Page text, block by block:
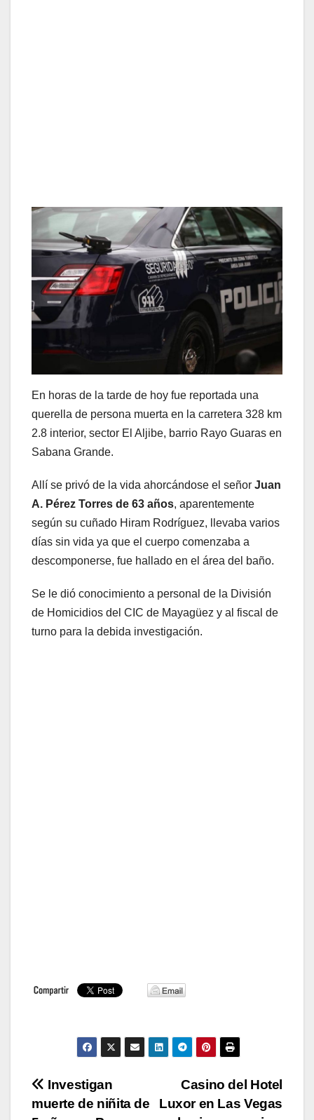
En horas de la tarde de hoy fue reportada una
querella de persona muerta en la carretera 328 km
2.8 interior, sector El Aljibe, barrio Rayo Guaras en
Sabana Grande.
Allí se privó de la vida ahorcándose el señor Juan
A. Pérez Torres de 63 años, aparentemente
según su cuñado Hiram Rodríguez, llevaba varios
días sin vida ya que el cuerpo comenzaba a
descomponerse, fue hallado en el área del baño.
Se le dió conocimiento a personal de la División
de Homicidios del CIC de Mayagüez y al fiscal de
turno para la debida investigación.
Navegación
Casino del Hotel
Luxor en Las Vegas
Investigan
muerte de niñita de